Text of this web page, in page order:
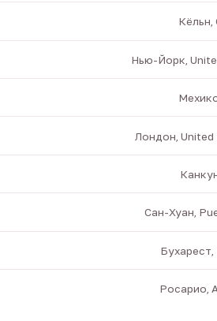
Кёльн,
Нью-Йорк,
Лондон, United
Сан-Хуан,
Бухарест,
Росарио,